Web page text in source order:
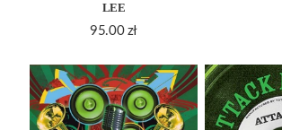
LEE
95.00 zł